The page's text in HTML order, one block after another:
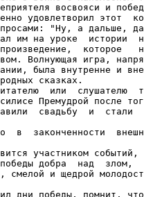
восвояси и
удовлетворил этот
"Ну, а дальше,
им на уроке  истории
произведение,  которое
Волнующая игра,
была внутренне и
сказках.
или  слушателю
Премудрой после
свадьбу  и  стали
в  законченности
участником событий,
победы добра  над  злом,
смелой и щедрой
дни победы, помнит,